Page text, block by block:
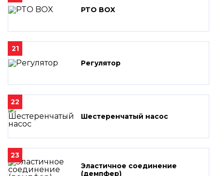
PTO BOX
21
Регулятор
22
Шестеренчатый насос
23
Эластичное соединение
(демпфер)